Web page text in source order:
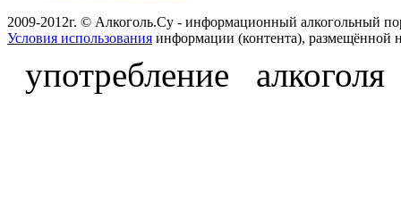
2009-2012г. © Алкоголь.Су - информационный алкогольный
Условия использования информации (контента), размещённой
употребление